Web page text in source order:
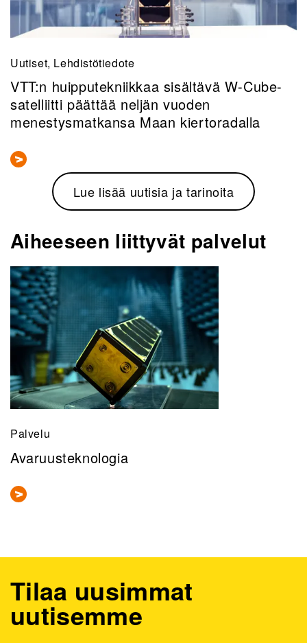
Uutiset, Lehdistötiedote
VTT:n huipputekniikkaa sisältävä W-Cube-
satelliitti päättää neljän vuoden
menestysmatkansa Maan kiertoradalla
Lue lisää uutisia ja tarinoita
Aiheeseen liittyvät palvelut
Palvelu
Avaruusteknologia
Tilaa uusimmat
uutisemme